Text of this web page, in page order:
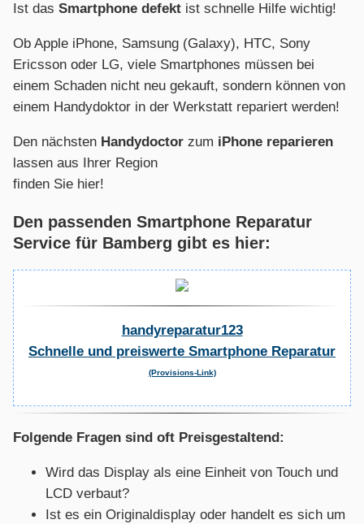
Ist das Smartphone defekt ist schnelle Hilfe wichtig!
Ob Apple iPhone, Samsung (Galaxy), HTC, Sony
Ericsson oder LG, viele Smartphones müssen bei
einem Schaden nicht neu gekauft, sondern können von
einem Handydoktor in der Werkstatt repariert werden!
Den nächsten Handydoctor zum iPhone reparieren
lassen aus Ihrer Region
finden Sie hier!
Den passenden Smartphone Reparatur
Service für Bamberg gibt es hier:
handyreparatur123
Schnelle und preiswerte Smartphone Reparatur
(Provisions-Link)
Folgende Fragen sind oft Preisgestaltend:
Wird das Display als eine Einheit von Touch und
LCD verbaut?
Ist es ein Originaldisplay oder handelt es sich um